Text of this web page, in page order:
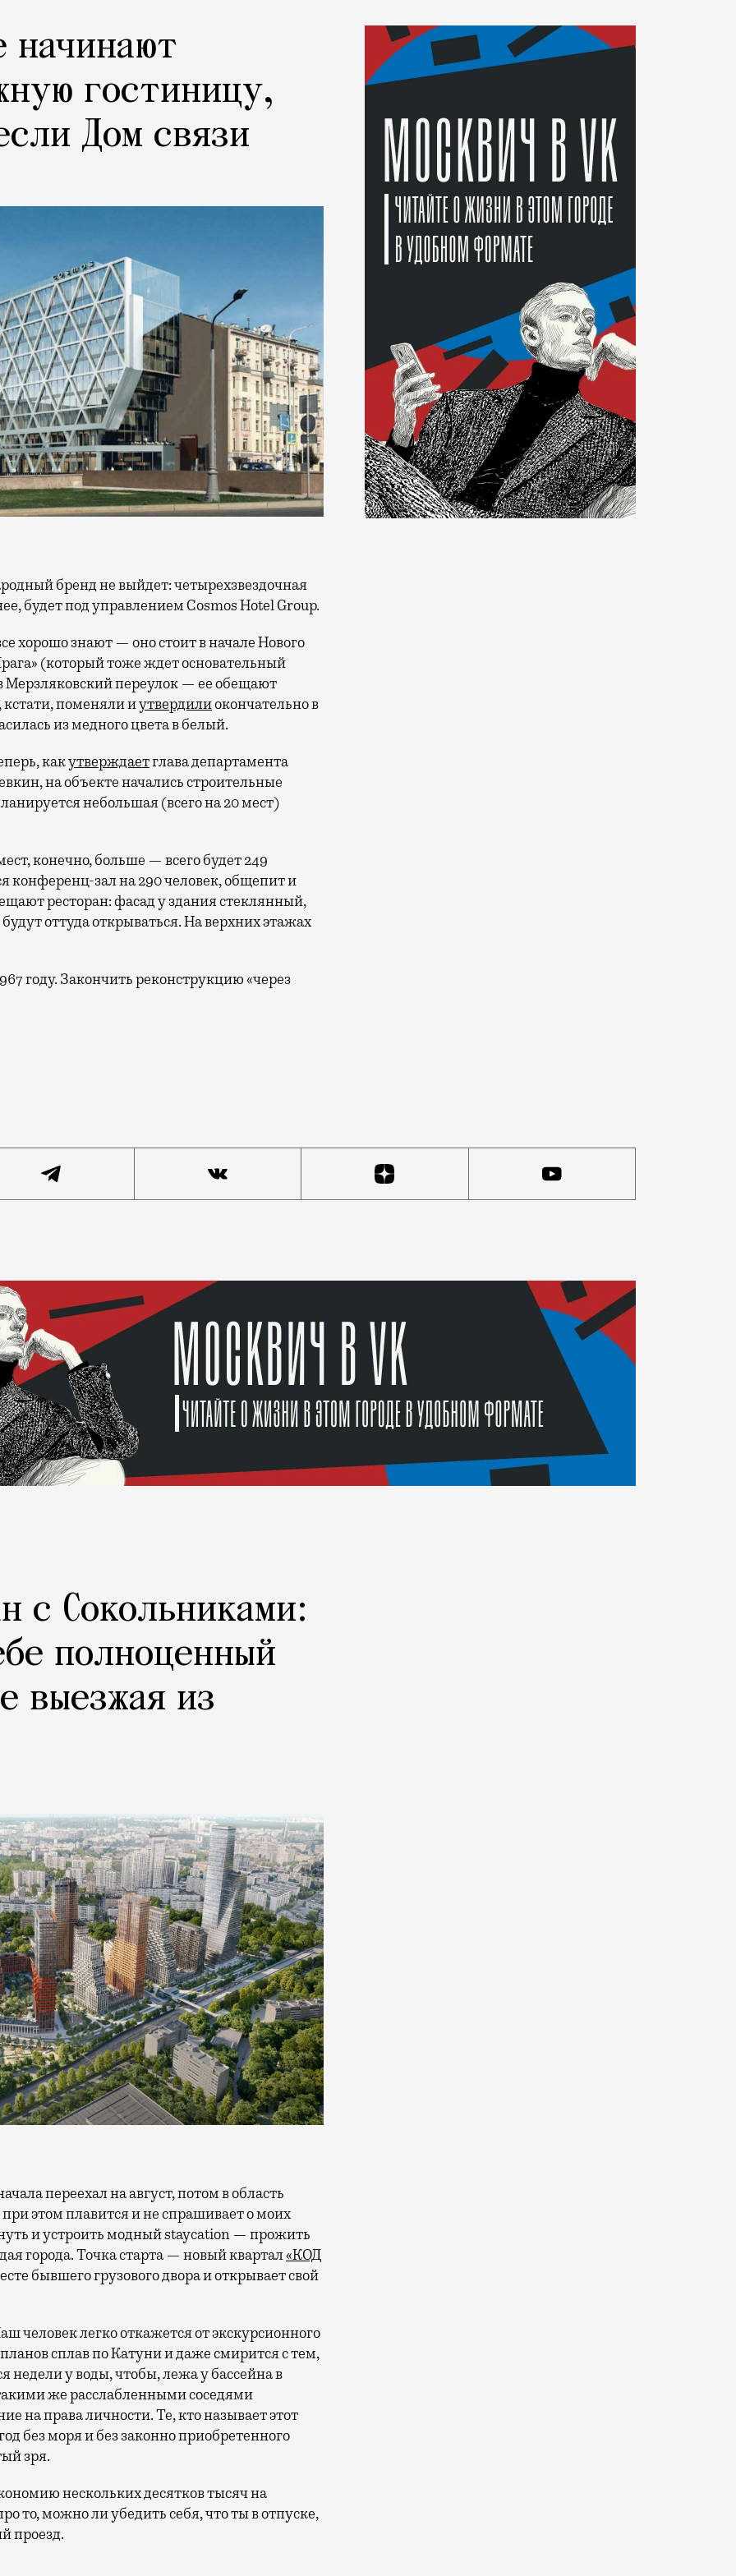
начинают
гостиницу,
Дом связи
будет под управлением Cosmos Hotel Group.
хорошо знают — оно стоит в начале Нового
(который тоже ждет основательный
Мерзляковский переулок — ее обещают
кстати, поменяли иутвердилиокончательно в
из медного цвета в белый.
какутверждаетглава департамента
на объекте начались строительные
небольшая (всего на 20 мест)
конечно, больше — всего будет 249
конференц-зал на 290 человек, общепит и
ресторан: фасад у здания стеклянный,
оттуда открываться. На верхних этажах
году. Закончить реконструкцию «через
бренд не выйдет: четырехзвездочная гостиница, как стало известно ранее, будет под управлением
с Сокольниками:
полноценный
выезжая из
этом плавится и не спрашивает о моих
и устроить модный staycation — прожить
города. Точка старта — новый квартал«КОД
бывшего грузового двора и открывает свой
легко откажется от экскурсионного
сплав по Катуни и даже смирится с тем,
у воды, чтобы, лежа у бассейна в
же расслабленными соседями
на права личности. Те, кто называет этот
без моря и без законно приобретенного
зря.
нескольких десятков тысяч на
то, можно ли убедить себя, что ты в отпуске,
проезд.